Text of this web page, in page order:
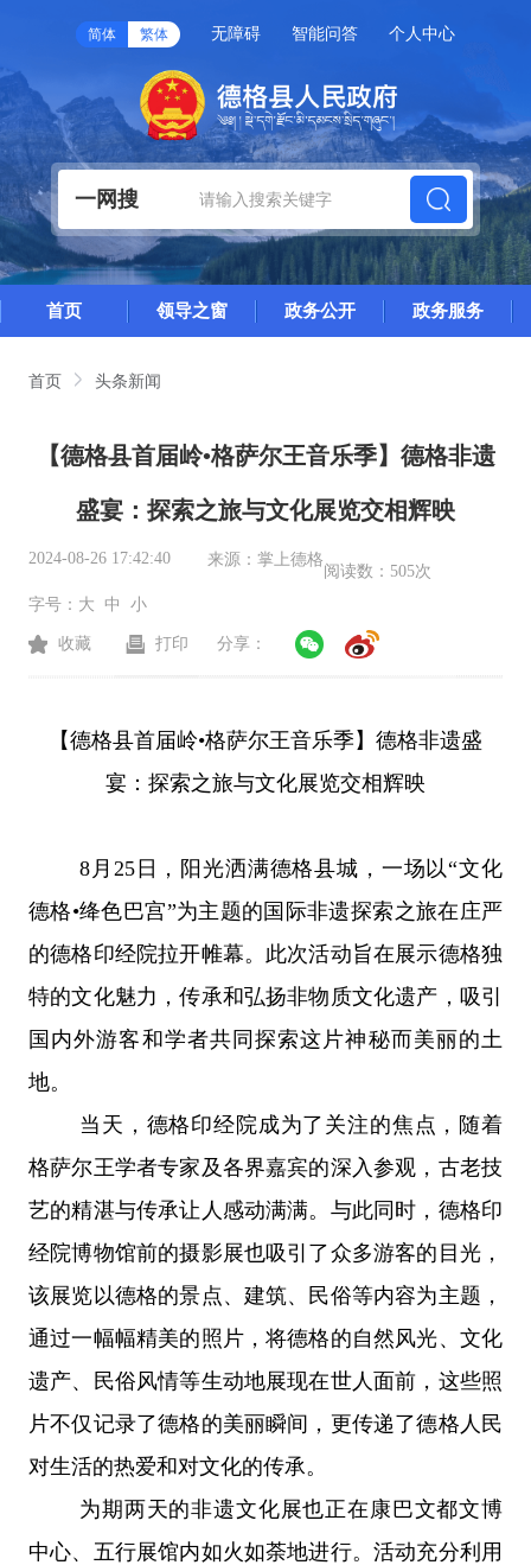
简体 繁体 无障碍 智能问答 个人中心
一网搜
首页 领导之窗 政务公开 政务服务
首页 头条新闻
【德格县首届岭•格萨尔王音乐季】德格非遗
盛宴：探索之旅与文化展览交相辉映
2024-08-26 17:42:40 来源： 掌上德格
阅读数： 505次
字号： 大 中 小
收藏 打印 分享：
【德格县首届岭•格萨尔王音乐季】德格非遗盛
宴：探索之旅与文化展览交相辉映
8 月 25日，阳光洒满德格县城，一场以“文化
德格•绛色巴宫”为主题的国际非遗探索之旅在庄严
的德格印经院拉开帷幕。此次活动旨在展示德格独
特的文化魅力，传承和弘扬非物质文化遗产，吸引
国内外游客和学者共同探索这片神秘而美丽的土
地。
当天，德格印经院成为了关注的焦点，随着
格萨尔王学者专家及各界嘉宾的深入参观，古老技
艺的精湛与传承让人感动满满。与此同时，德格印
经院博物馆前的摄影展也吸引了众多游客的目光，
该展览以德格的景点、建筑、民俗等内容为主题，
通过一幅幅精美的照片，将德格的自然风光、文化
遗产、民俗风情等生动地展现在世人面前，这些照
片不仅记录了德格的美丽瞬间，更传递了德格人民
对生活的热爱和对文化的传承。
为期两天的非遗文化展也正在康巴文都文博
中心、五行展馆内如火如荼地进行。活动充分利用